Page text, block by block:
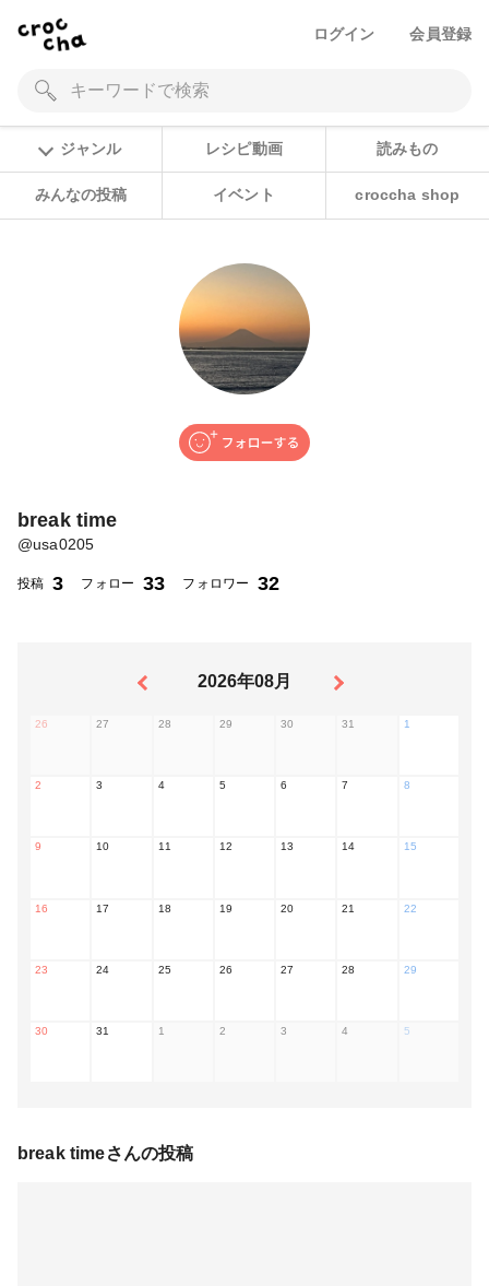
ログイン 会員登録
ジャンル レシピ動画 読みもの
みんなの投稿 イベント croccha shop
break time
@usa0205
投稿 3 フォロー 33 フォロワー 32
2026年08月
26 27 28 29 30 31 1
2 3 4 5 6 7 8
9 10 11 12 13 14 15
16 17 18 19 20 21 22
23 24 25 26 27 28 29
30 31 1 2 3 4 5
break timeさんの投稿